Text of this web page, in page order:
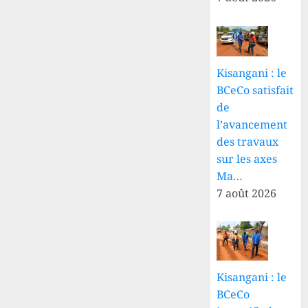
Kisangani : le
BCeCo satisfait
de
l’avancement
des travaux
sur les axes
Ma…
7 août 2026
Kisangani : le
BCeCo